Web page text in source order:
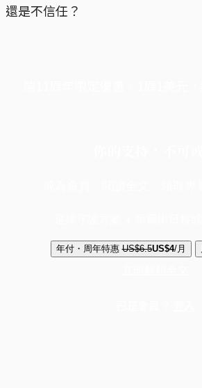
還是不信任？
年付・周年特惠 US$6.5US$4/月